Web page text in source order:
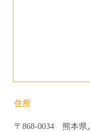
住所
〒868-0034 熊本県